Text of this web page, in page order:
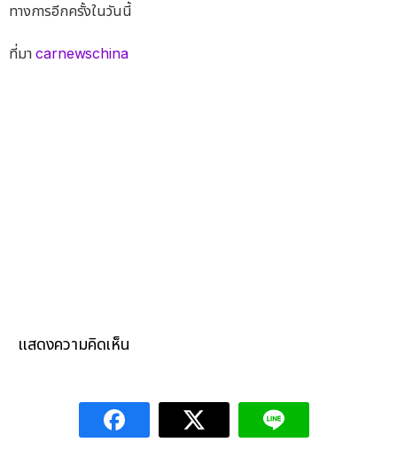
ทางการอีกครั้งในวันนี้
ที่มาcarnewschina
แสดงความคิดเห็น